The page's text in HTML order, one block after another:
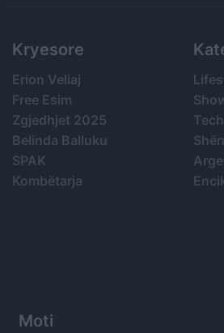
Kryesore
Erion Veliaj
Free Esim
Zgjedhjet 2025
Belinda Balluku
SPAK
Kombëtarja
Tech
Moti